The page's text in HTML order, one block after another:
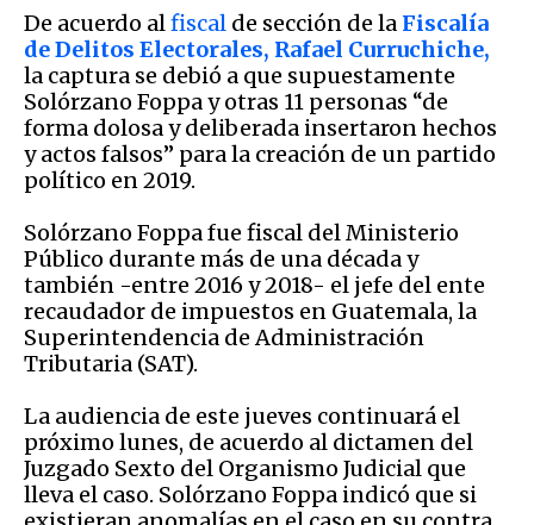
De acuerdo alfiscal de sección de la Fiscalía
de Delitos Electorales, Rafael Curruchiche,
la captura se debió a que supuestamente
Solórzano Foppa y otras 11 personas “de
forma dolosa y deliberada insertaron hechos
y actos falsos” para la creación de un partido
político en 2019.
Solórzano Foppa fue fiscal del Ministerio
Público durante más de una década y
también -entre 2016 y 2018- el jefe del ente
recaudador de impuestos en Guatemala, la
Superintendencia de Administración
Tributaria (SAT).
La audiencia de este jueves continuará el
próximo lunes, de acuerdo al dictamen del
Juzgado Sexto del Organismo Judicial que
lleva el caso. Solórzano Foppa indicó que si